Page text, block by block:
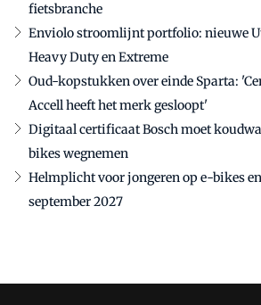
fietsbranche
Enviolo stroomlijnt portfolio: nieuwe
Heavy Duty en Extreme
Oud-kopstukken over einde Sparta:
Accell heeft het merk gesloopt'
Digitaal certificaat Bosch moet
bikes wegnemen
Helmplicht voor jongeren op e-bikes
september 2027